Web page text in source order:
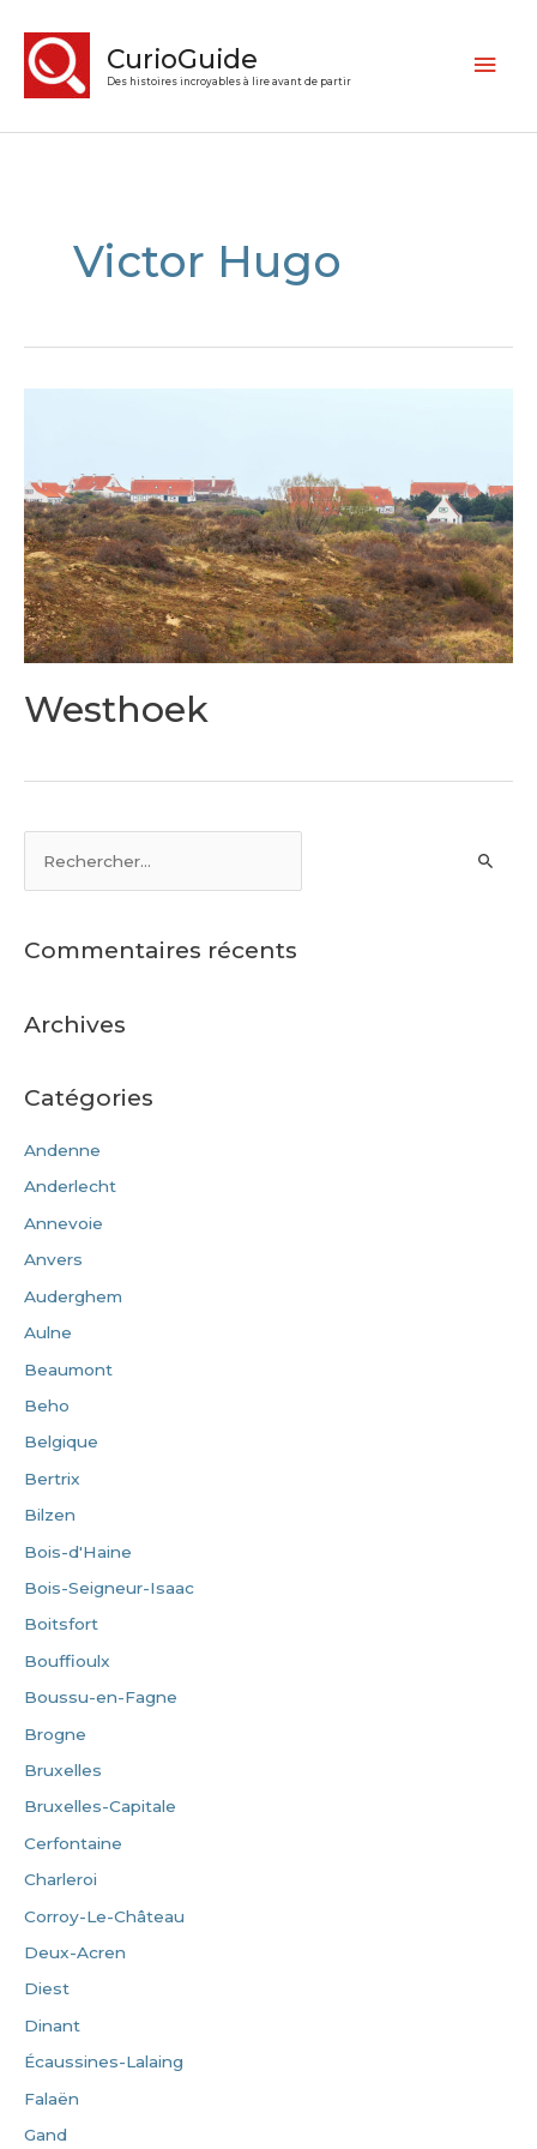
CurioGuide
Des histoires incroyables à lire avant de partir
Victor Hugo
Westhoek
Commentaires récents
Archives
Catégories
Andenne
Anderlecht
Annevoie
Anvers
Auderghem
Aulne
Beaumont
Beho
Belgique
Bertrix
Bilzen
Bois-d'Haine
Bois-Seigneur-Isaac
Boitsfort
Bouffioulx
Boussu-en-Fagne
Brogne
Bruxelles
Bruxelles-Capitale
Cerfontaine
Charleroi
Corroy-Le-Château
Deux-Acren
Diest
Dinant
Écaussines-Lalaing
Falaën
Gand